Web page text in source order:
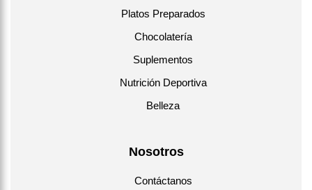
Platos Preparados
Chocolatería
Suplementos
Nutrición Deportiva
Belleza
Nosotros
Contáctanos